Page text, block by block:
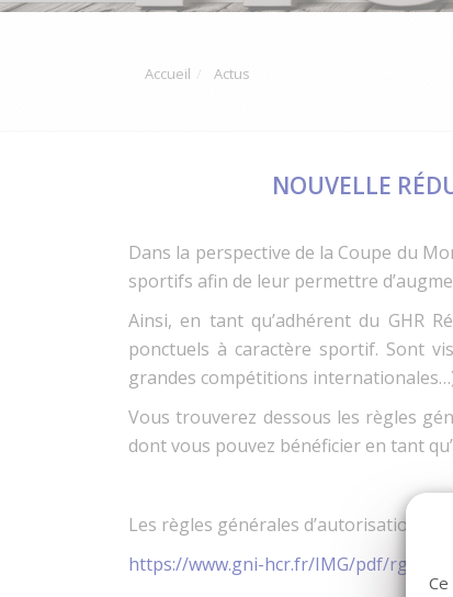
Accueil Actus
NOUVELLE
Dans la perspective de la Coupe du
sportifs afin de leur permettre
Ainsi, en tant qu’adhérent du GHR
ponctuels à caractère sportif. Sont
grandes compétitions
Vous trouverez dessous les règles
dont vous pouvez bénéficier en tant
Les règles générales d’autorisation et
https://www.gni-hcr.fr/IMG/pdf/